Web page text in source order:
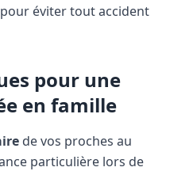
éviter tout accident
pour une
en famille
de vos proches au
particulière lors de